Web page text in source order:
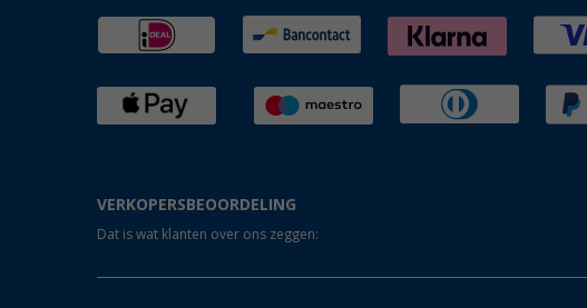
VERKOPERSBEOORDELING
Dat is wat klanten over ons zeggen: